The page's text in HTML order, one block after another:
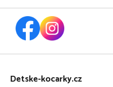
Z
Detske-kocarky.cz